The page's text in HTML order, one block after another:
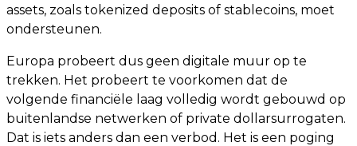
assets, zoals tokenized deposits of stablecoins, moet
ondersteunen.
Europa probeert dus geen digitale muur op te
trekken. Het probeert te voorkomen dat de
volgende financiële laag volledig wordt gebouwd op
buitenlandse netwerken of private dollarsurrogaten.
Dat is iets anders dan een verbod. Het is een poging